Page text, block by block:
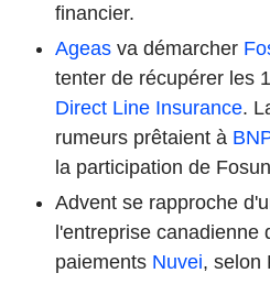
financier.
Ageas va démarcher
tenter de récupérer les
Direct Line Insurance.
rumeurs prêtaient à
la participation de
Advent se rapproche
l'entreprise canadienne
paiements Nuvei, selon